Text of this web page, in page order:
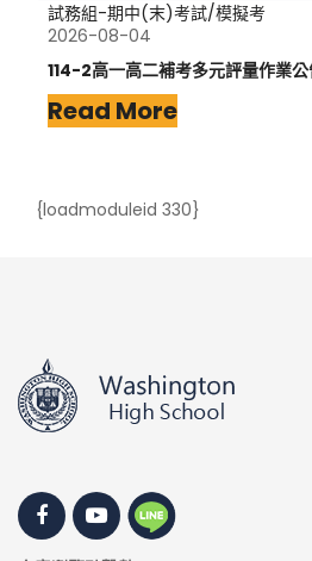
試務組-期中(末)考試/模擬考
2026-08-04
114-2高一高二補考多元評量作業
Read More
{loadmoduleid 330}